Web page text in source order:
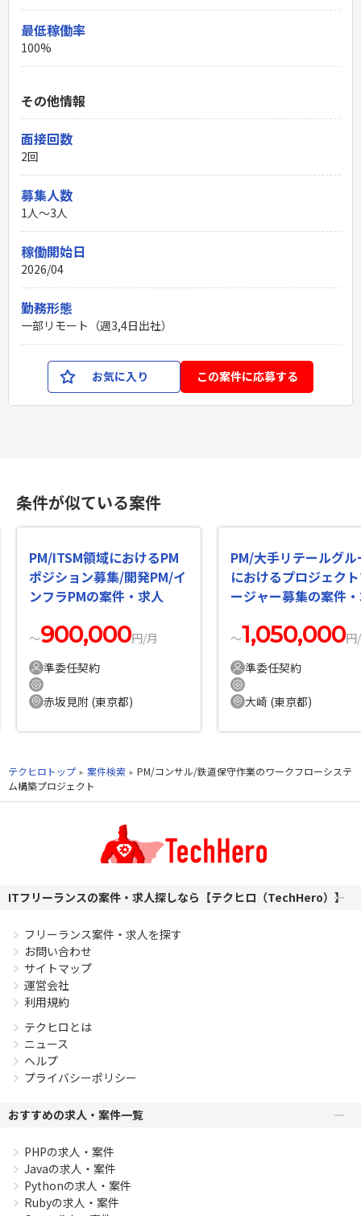
最低稼働率
100%
その他情報
面接回数
2回
募集人数
1人～3人
稼働開始日
2026/04
勤務形態
一部リモート（週3,4日出社）
お気に入り この案件に応募する
条件が似ている案件
PM/ITSM領域におけるPM
ポジション募集/開発PM/イ
ンフラPMの案件・求人
〜900,000円/月
準委任契約
赤坂見附 (東京都)
PM/大手リテールグル
におけるプロジェク
ージャー募集の案件
〜1,050,000円
準委任契約
大崎 (東京都)
テクヒロトップ 案件検索
PM/コンサル/鉄道保守作業のワークフローシステ
ム構築プロジェクト
ITフリーランスの案件・求人探しなら【テクヒロ（TechHero）】
フリーランス案件・求人を探す
お問い合わせ
サイトマップ
運営会社
利用規約
テクヒロとは
ニュース
ヘルプ
プライバシーポリシー
おすすめの求人・案件一覧
PHPの求人・案件
Javaの求人・案件
Pythonの求人・案件
Rubyの求人・案件